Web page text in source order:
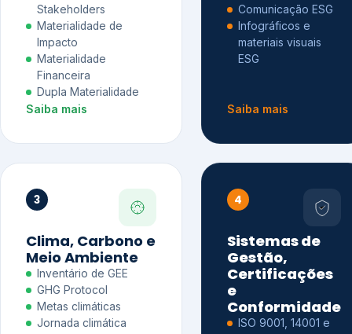
Stakeholders
Materialidade de
Impacto
Materialidade
Financeira
Dupla Materialidade
Saiba mais
Comunicação ESG
Infográficos e
materiais visuais
ESG
Saiba mais
3
Clima, Carbono e
Meio Ambiente
Inventário de GEE
GHG Protocol
Metas climáticas
Jornada climática
4
Sistemas de
Gestão,
Certificações
e
Conformidade
ISO 9001, 14001 e